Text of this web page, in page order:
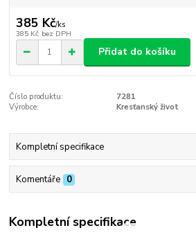
385 Kč/ks
385 Kč bez DPH
Přidat do košíku
Číslo produktu:
7281
Výrobce:
Kresťanský život
Kompletní specifikace
Komentáře 0
Kompletní specifikace